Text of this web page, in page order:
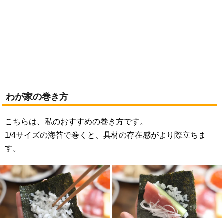
わが家の巻き方
こちらは、私のおすすめの巻き方です。
1/4サイズの海苔で巻くと、具材の存在感がより際立ちま
す。